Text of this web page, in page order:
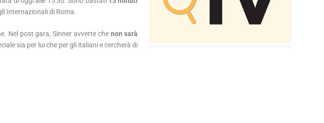
Internazionali di Roma.
Nel post gara, Sinner avverte che non sarà
sia per lui che per gli italiani e cercherà di